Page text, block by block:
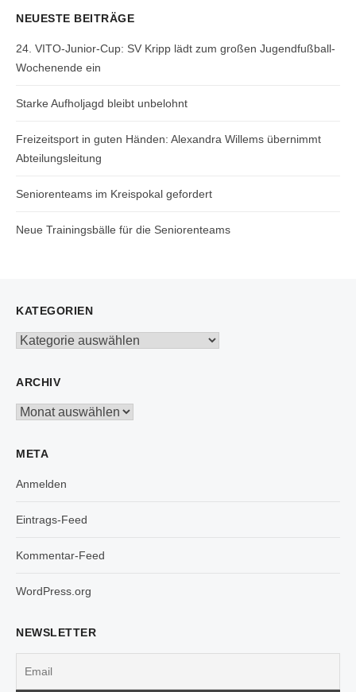
NEUESTE BEITRÄGE
24. VITO-Junior-Cup: SV Kripp lädt zum großen Jugendfußball-
Wochenende ein
Starke Aufholjagd bleibt unbelohnt
Freizeitsport in guten Händen: Alexandra Willems übernimmt
Abteilungsleitung
Seniorenteams im Kreispokal gefordert
Neue Trainingsbälle für die Seniorenteams
KATEGORIEN
Kategorien
ARCHIV
Archiv
META
Anmelden
Eintrags-Feed
Kommentar-Feed
WordPress.org
NEWSLETTER